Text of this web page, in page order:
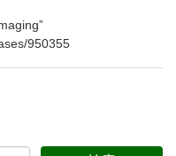
950355